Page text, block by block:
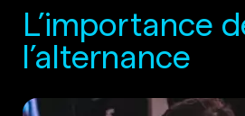
L’importance
l’alternance